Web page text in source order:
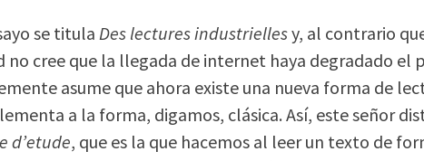
se titula Des lectures industriellesy, al contrario
no cree que la llegada de internet haya degradado el
asume que ahora existe una nueva forma de
a la forma, digamos, clásica. Así, este señor
d’etude, que es la que hacemos al leer un texto de